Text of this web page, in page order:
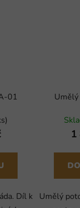
01
Díl k
1
Umělý